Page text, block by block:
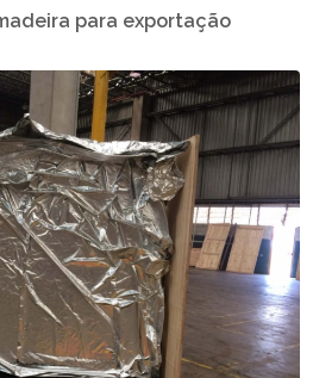
para exportação